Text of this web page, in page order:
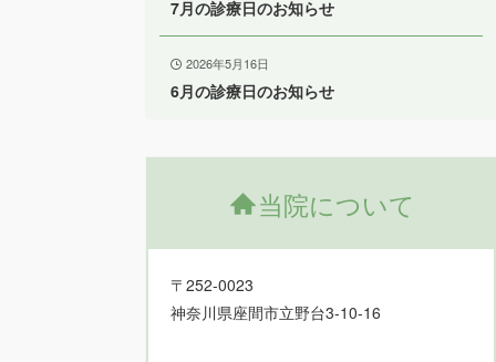
7月の診療日のお知らせ
2026年5月16日
6月の診療日のお知らせ
当院について
〒252-0023
神奈川県座間市立野台3-10-16